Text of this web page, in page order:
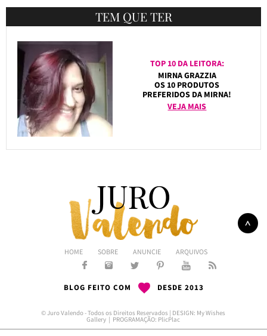
TEM QUE TER
TOP 10 DA LEITORA:
MIRNA GRAZZIA
OS 10 PRODUTOS
PREFERIDOS DA MIRNA!
VEJA MAIS
HOME SOBRE ANUNCIE ARQUIVOS
BLOG FEITO COM DESDE 2013
© Juro Valendo - Todos os Direitos Reservados | DESIGN: My Wishes
Gallery | PROGRAMAÇÃO: PlicPlac